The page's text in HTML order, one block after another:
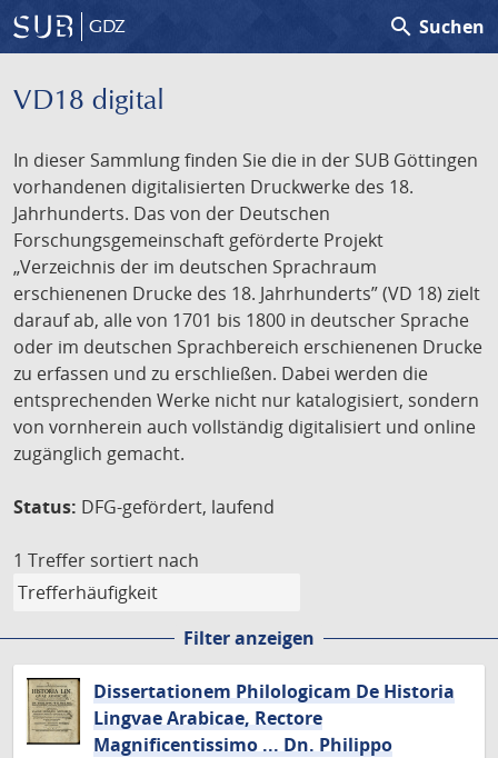
GDZ search Suchen
VD18 digital
In dieser Sammlung finden Sie die in der SUB Göttingen
vorhandenen digitalisierten Druckwerke des 18.
Jahrhunderts. Das von der Deutschen
Forschungsgemeinschaft geförderte Projekt
„Verzeichnis der im deutschen Sprachraum
erschienenen Drucke des 18. Jahrhunderts” (VD 18) zielt
darauf ab, alle von 1701 bis 1800 in deutscher Sprache
oder im deutschen Sprachbereich erschienenen Drucke
zu erfassen und zu erschließen. Dabei werden die
entsprechenden Werke nicht nur katalogisiert, sondern
von vornherein auch vollständig digitalisiert und online
zugänglich gemacht.
Status: DFG-gefördert, laufend
1 Treffer sortiert nach
Filter anzeigen
Dissertationem Philologicam De Historia
Lingvae Arabicae, Rectore
Magnificentissimo ... Dn. Philippo